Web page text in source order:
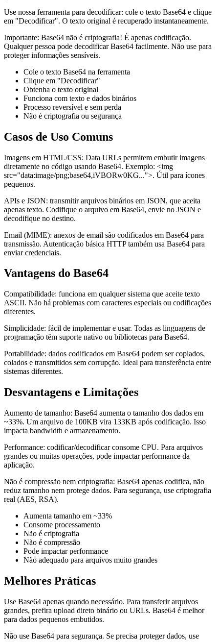
Use nossa ferramenta para decodificar: cole o texto Base64 e clique
em "Decodificar". O texto original é recuperado instantaneamente.
Importante: Base64 não é criptografia! É apenas codificação.
Qualquer pessoa pode decodificar Base64 facilmente. Não use para
proteger informações sensíveis.
Cole o texto Base64 na ferramenta
Clique em "Decodificar"
Obtenha o texto original
Funciona com texto e dados binários
Processo reversível e sem perda
Não é criptografia ou segurança
Casos de Uso Comuns
Imagens em HTML/CSS: Data URLs permitem embutir imagens
diretamente no código usando Base64. Exemplo: <img
src="data:image/png;base64,iVBORw0KG...">. Útil para ícones
pequenos.
APIs e JSON: transmitir arquivos binários em JSON, que aceita
apenas texto. Codifique o arquivo em Base64, envie no JSON e
decodifique no destino.
Email (MIME): anexos de email são codificados em Base64 para
transmissão. Autenticação básica HTTP também usa Base64 para
enviar credenciais.
Vantagens do Base64
Compatibilidade: funciona em qualquer sistema que aceite texto
ASCII. Não há problemas com caracteres especiais ou codificações
diferentes.
Simplicidade: fácil de implementar e usar. Todas as linguagens de
programação têm suporte nativo ou bibliotecas para Base64.
Portabilidade: dados codificados em Base64 podem ser copiados,
colados e transmitidos sem corrupção. Ideal para transferência entre
sistemas diferentes.
Desvantagens e Limitações
Aumento de tamanho: Base64 aumenta o tamanho dos dados em
~33%. Um arquivo de 100KB vira 133KB após codificação. Isso
impacta bandwidth e armazenamento.
Performance: codificar/decodificar consome CPU. Para arquivos
grandes ou muitas operações, pode impactar performance da
aplicação.
Não é compressão nem criptografia: Base64 apenas codifica, não
reduz tamanho nem protege dados. Para segurança, use criptografia
real (AES, RSA).
Aumenta tamanho em ~33%
Consome processamento
Não é criptografia
Não é compressão
Pode impactar performance
Não adequado para arquivos muito grandes
Melhores Práticas
Use Base64 apenas quando necessário. Para transferir arquivos
grandes, prefira upload direto binário ou URLs. Base64 é melhor
para dados pequenos embutidos.
Não use Base64 para segurança. Se precisa proteger dados, use